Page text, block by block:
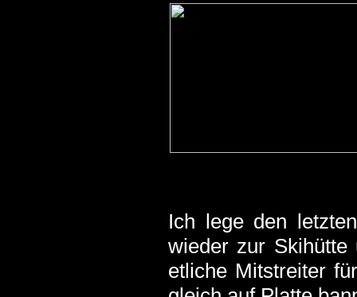
Ich lege den
wieder zur
etliche Mitstreiter